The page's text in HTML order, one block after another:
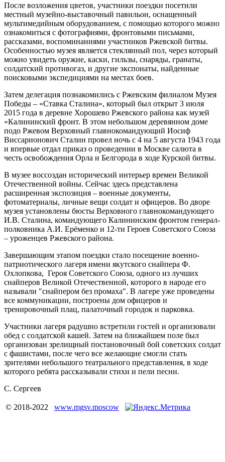
После возложения цветов, участники поездки посетили
местный музейно-выставочный павильон, оснащенный
мультимедийным оборудованием, с помощью которого можно
ознакомиться с фотографиями, фронтовыми письмами,
рассказами, воспоминаниями участников Ржевской битвы.
Особенностью музея является стеклянный пол, через который
можно увидеть оружие, каски, гильзы, снаряды, гранаты,
солдатский противогаз, и другие экспонаты, найденные
поисковыми экспедициями на местах боев.
Затем делегация познакомились с Ржевским филиалом Музея
Победы – «Ставка Сталина», который был открыт 3 июля
2015 года в деревне Хорошево Ржевского района как музей
«Калининский фронт. В этом небольшом деревянном доме
подо Ржевом Верховный главнокомандующий Иосиф
Виссарионович Сталин провел ночь с 4 на 5 августа 1943 года
и впервые отдал приказ о проведении в Москве салюта в
честь освобождения Орла и Белгорода в ходе Курской битвы.
В музее воссоздан исторический интерьер времен Великой
Отечественной войны. Сейчас здесь представлена
расширенная экспозиция – военные документы,
фотоматериалы, личные вещи солдат и офицеров. Во дворе
музея установлены бюсты Верховного главнокомандующего
И.В. Сталина, командующего Калининским фронтом генерал-
полковника А.И. Ерёменко и 12-ти Героев Советского Союза
– уроженцев Ржевского района.
Завершающим этапом поездки стало посещение военно-
патриотического лагеря имени якутского снайпера Ф.
Охлопкова, Героя Советского Союза, одного из лучших
снайперов Великой Отечественной, которого в народе его
называли "снайпером без промаха". В лагере уже проведены
все коммуникации, построены дом офицеров и
тренировочный плац, палаточный городок и парковка.
Участники лагеря радушно встретили гостей и организовали
обед с солдатской кашей. Затем на ближайшем поле был
организован зрелищный постановочный бой советских солдат
с фашистами, после чего все желающие смогли стать
зрителями небольшого театрального представления, в ходе
которого ребята рассказывали стихи и пели песни.
С. Сергеев
© 2018-2022 www.mgsv.moscow